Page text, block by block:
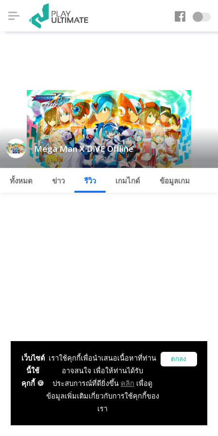
Mega Man X DiVE Offline
ทั้งหมด ข่าว รีวิว เกมไกด์ ข้อมูลเกม
เว็บไซต์
นี้ใช้
คุกกี้ 🍪
เราใช้คุกกี้เพื่อนำเสนอเนื้อหาที่ท่าน
อาจสนใจ เพื่อให้ท่านได้รับ
ประสบการณ์ที่ดียิ่งขึ้น คลิก เพื่อดู
ข้อมูลเพิ่มเติมเกี่ยวกับการใช้คุกกี้ของ
เรา
ตกลง